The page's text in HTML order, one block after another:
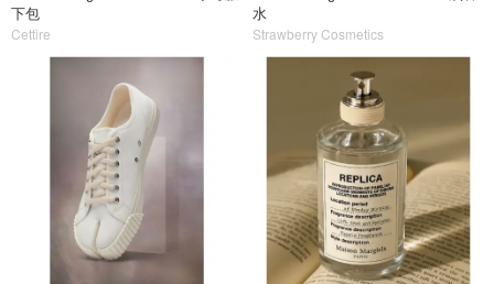
下包
Cettire
水
Strawberry Cosmetics